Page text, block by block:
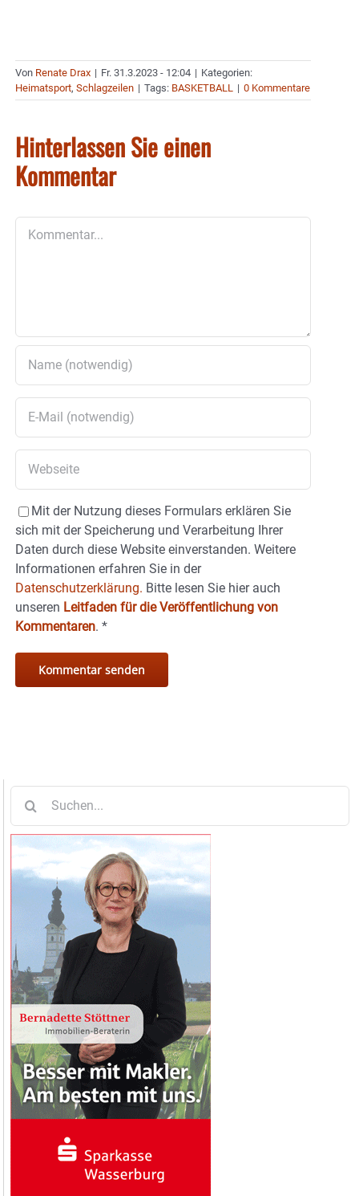
Von Renate Drax | Fr. 31.3.2023 - 12:04 | Kategorien:
Heimatsport, Schlagzeilen | Tags: BASKETBALL | 0 Kommentare
Hinterlassen Sie einen
Kommentar
Mit der Nutzung dieses Formulars erklären Sie
sich mit der Speicherung und Verarbeitung Ihrer
Daten durch diese Website einverstanden. Weitere
Informationen erfahren Sie in der
Datenschutzerklärung. Bitte lesen Sie hier auch
unseren Leitfaden für die Veröffentlichung von
Kommentaren. *
nach: